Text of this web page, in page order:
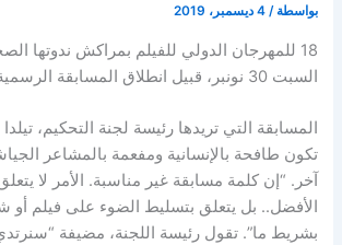
بواسطة /4 ديسمبر، 2019
18 للمهرجان الدولي للفيلم بمراكش ندوتها
السبت 30 نونبر، قبيل انطلاق المسابقة الرسمية.
المسابقة التي تريدها رئيسة لجنة التحكيم،
تكون طافحة بالإنسانية ومفعمة بالمشاعر
آخر. “إن كلمة مسابقة غير مناسبة. الأمر لا
الأفضل.. بل يتعلق بتسليط الضوء على فيلم أو
بشريط ما”. تقول رئيسة اللجنة، مضيفة “سنرتدي